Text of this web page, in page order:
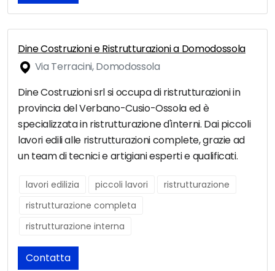
Dine Costruzioni e Ristrutturazioni a Domodossola
Via Terracini, Domodossola
Dine Costruzioni srl si occupa di ristrutturazioni in
provincia del Verbano-Cusio-Ossola ed è
specializzata in ristrutturazione d'interni. Dai piccoli
lavori edili alle ristrutturazioni complete, grazie ad
un team di tecnici e artigiani esperti e qualificati.
lavori edilizia piccoli lavori
ristrutturazione
ristrutturazione completa
ristrutturazione interna
Contatta